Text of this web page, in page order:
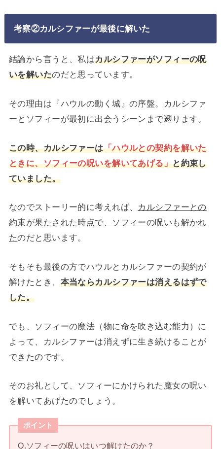
考察②カルシファーが最後に解いた
結論から言うと、私はカルシファーがソフィーの呪
いを解いたのだと思っています。
その理由は『ハウルの動く城』の序盤。カルシファ
ーとソフィーが最初に出会うシーンまで遡ります。
この時、カルシファーは「ハウルとの契約を解いた
ときに、ソフィーの呪いを解いてあげる」と約束し
ていました。
なのでストーリー的に考えれば、 カルシファーとの
約束が果たされた時点で、ソフィーの呪いも解かれ
たのだと思います。
そもそも最後の方でハウルとカルシファーの契約が
解けたとき、 本当ならカルシファーは消えるはずで
した。
でも、ソフィーの魔法（物に命を吹き込む能力）に
よって、カルシファーは消えずに生き続けることが
できたのです。
そのお礼として、ソフィーにかけられた魔女の呪い
を解いてあげたのでしょう。
ポイント
Q.ソフィーの呪いはいつ解けたのか？